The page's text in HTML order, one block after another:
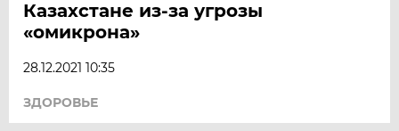
Казахстане из-за угрозы
«омикрона»
28.12.2021 10:35
ЗДОРОВЬЕ